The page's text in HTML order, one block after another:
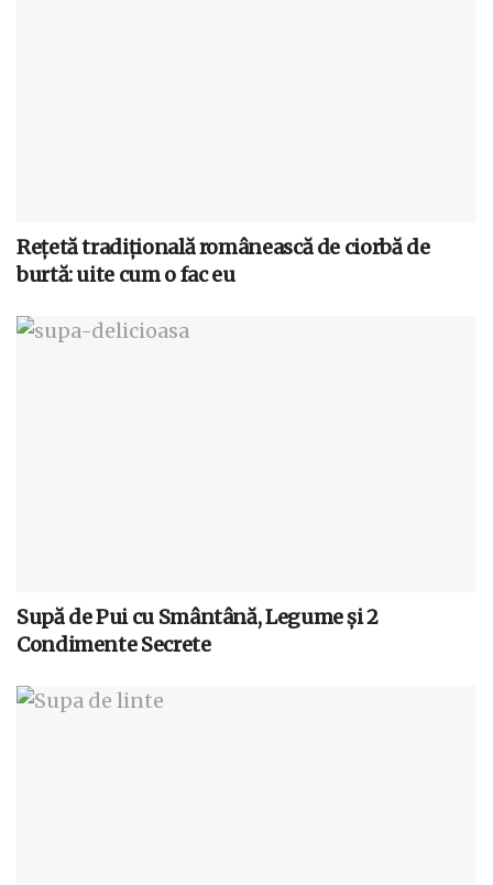
Rețetă tradițională românească de ciorbă de
burtă: uite cum o fac eu
Supă de Pui cu Smântână, Legume și 2
Condimente Secrete